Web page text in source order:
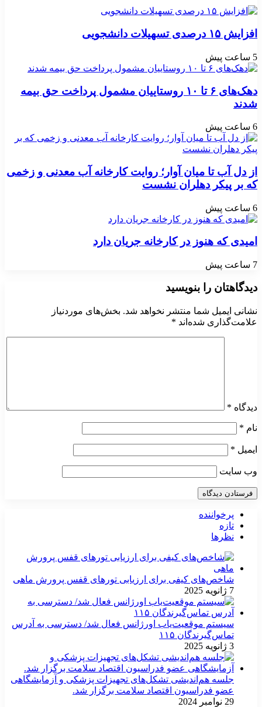
افزایش ۱۵ درصدی تسهیلات دانشجویی
5 ساعت پیش
دهک‌های ۶ تا ۱۰ روستاییان مشمول پرداخت حق بیمه
شدند
6 ساعت پیش
از دل آب تا میان آوار؛ روایت کارخانه آب معدنی و زخمی
که بر پیکر دهلران نشست
6 ساعت پیش
امیدی که هنوز در کارخانه جریان دارد
7 ساعت پیش
دیدگاهتان را بنویسید
نشانی ایمیل شما منتشر نخواهد شد. بخش‌های موردنیاز
علامت‌گذاری شده‌اند *
دیدگاه *
نام *
ایمیل *
وب‌ سایت
پرخواننده
تازه
نظرها
شاخص‌های کیفی برای ارزیابی تورهای قفس پرورش ماهی
7 ژانویه 2025
سیستم موقعیت‌یاب اورژانس فعال شد/ دسترسی به آدرس
تماس‌گیرندگان ۱۱۵
3 ژانویه 2025
جلسه هم‌اندیشی تشکل‌های تجهیزات پزشکی و آزمایشگاهی
عضو فدراسیون اقتصاد سلامت برگزار شد.
29 نوامبر 2024